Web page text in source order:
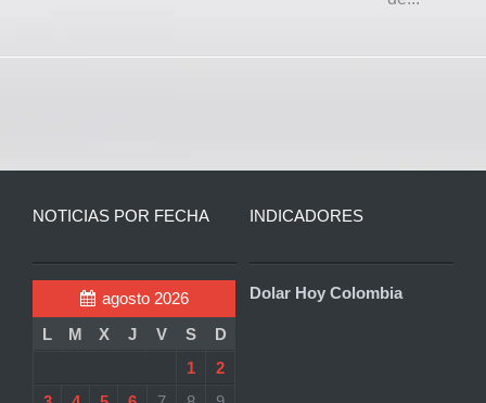
NOTICIAS POR FECHA
agosto 2026
L
M X J V S
D
1
2
INDICADORES
Dolar Hoy Colombia